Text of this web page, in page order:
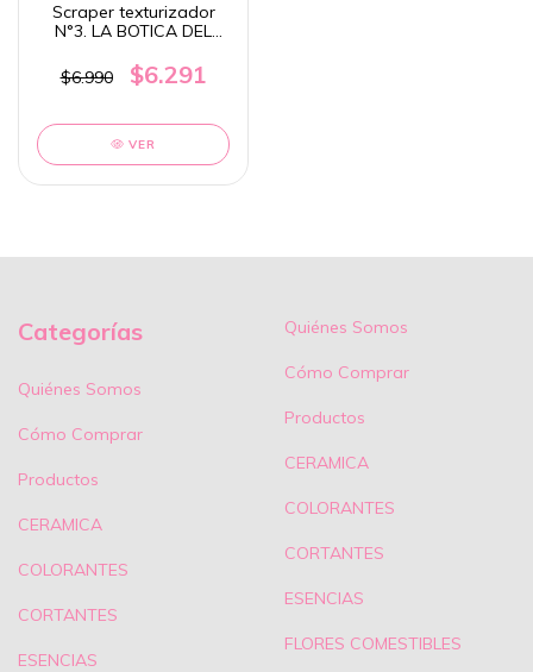
Scraper texturizador
N°3. LA BOTICA DEL
$6.990
$6.291
VER
Categorías
Quiénes Somos
Cómo Comprar
Productos
CERAMICA
COLORANTES
CORTANTES
ESENCIAS
Quiénes Somos
Cómo Comprar
Productos
CERAMICA
COLORANTES
CORTANTES
ESENCIAS
FLORES COMESTIBLES